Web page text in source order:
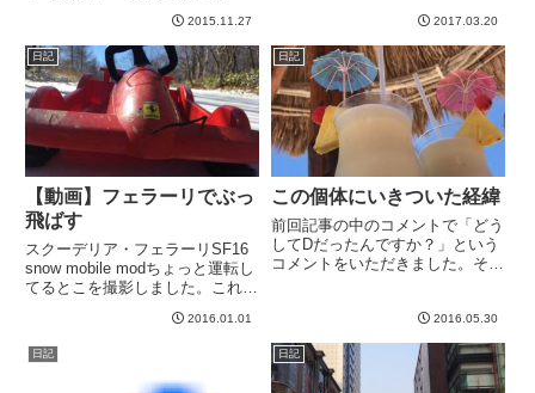
のページ「リリースのためではな
く、純粋に音楽を作ることを目的
に作られたもの」と言ってるそう
ですね。まだ全部聴いてませ...
2015.11.27
へ。これから長男のちょっとした
発表会です。いっつも長蛇の列の
「玉ひで」。行きたいと思いつ
つ...
2017.03.20
日記
【動画】フェラーリでぶっ
飛ばす
スクーデリア・フェラーリSF16
snow mobile modちょっと運転し
てるとこを撮影しました。これが
す。どうですか、この加速
感。。。その後クラッシュした動
画もありますが、間違えて画面が
横になっちゃった。ふ...
2016.01.01
日記
この個体にいきついた経緯
前回記事の中のコメントで「どう
してDだったんですか？」という
コメントをいただきました。それ
んピ～さんにお付き合いいただい
て、000、OM、D、ギブソン、他
メーカーと弾いた中で、「...
2016.05.30
日記 日記